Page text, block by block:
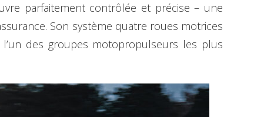
parfaitement contrôlée et précise – une
Son système quatre roues motrices
des groupes motopropulseurs les plus